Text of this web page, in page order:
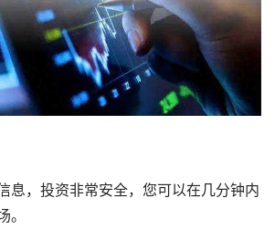
息，投资非常安全，您可以在几分钟内
。